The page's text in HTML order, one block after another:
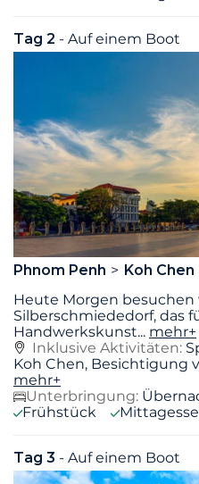
Tag 2 - Auf einem Boot
Phnom Penh Koh Chen
Heute Morgen besuchen
Silberschmiededorf, das
Handwerkskunst... mehr+
Inklusive Aktivitäten:
Koh Chen, Besichtigung
mehr+
Unterbringung:
Frühstück
Tag 3 - Auf einem Boot